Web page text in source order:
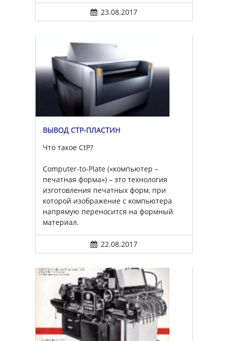
23.08.2017
ВЫВОД CTP-ПЛАСТИН
Что такое CtP?
Computer-to-Plate («компьютер –
печатная форма») – это технология
изготовления печатных форм, при
которой изображение с компьютера
напрямую переносится на формный
материал.
22.08.2017